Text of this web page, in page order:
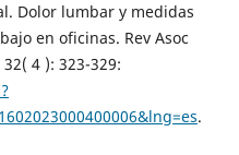
Dolor lumbar y medidas
en oficinas. Rev Asoc
4 ): 323-329:
.